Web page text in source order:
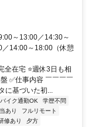
～13:00／14:30～
14:00～18:00（休憩
全在宅 ⭐週休3日も相
✅仕事内容 ￣￣￣￣
に基づいた初...
バイク通勤OK
学歴不問
あり
フルリモート
修あり
夕方